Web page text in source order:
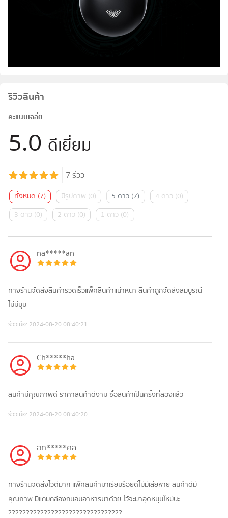
รีวิวสินค้า
คะแนนเฉลี่ย
5.0 ดีเยี่ยม
7รีวิว
ทั้งหมด (7) มีรูปภาพ (0) 5 ดาว (7) 4 ดาว (0)
3 ดาว (0) 2 ดาว (0) 1 ดาว (0)
na*****an
ทางร้านจัดส่งสินค้ารวดเร็วแพ็ค​สินค้าแน่าหนา สินค้าถูกจัดส่งสมบูรณ์
ไม่มีบุบ
รีวิวเมื่อ: 2024-08-20 08:40:21
Ch*****ha
สินค้ามีคุณภาพดี ราคาสินค้าดีงาม ซื้อสินค้าเป็นครั้งที่สองเเล้ว
รีวิวเมื่อ: 2024-08-20 08:40:20
อท*****ศล
ทางร้านจัดส่งไวดีมาก แพ๊คสินค้ามาเรียบร้อยดีไม่มีเสียหาย สินค้าดีมี
คุณภาพ มีแถมกล่องถนอมอาหารมาด้วย ไว้จะมาอุดหนุนใหม่นะ
????????????????????????????????